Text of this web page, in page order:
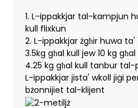
1. L-ippakkjar tal-kampjun
kull flixkun
2. L-ippakkjar żgħir huwa ta'
3.5kg għal kull jew 10 kg
4.25 kg għal kull tanbur tal-
L-ippakkjar jista' wkoll jiġi
bżonnijiet tal-klijent